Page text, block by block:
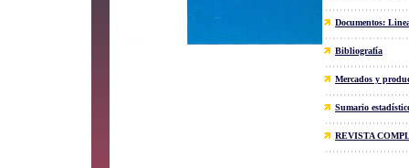
Documentos:
Bibliografía
Mercados y
Sumario
REVISTA